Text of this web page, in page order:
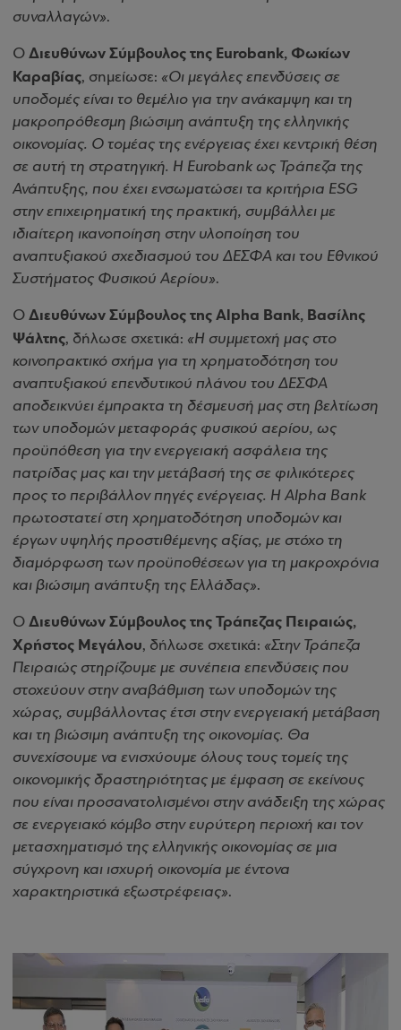
συναλλαγών».
Ο Διευθύνων Σύμβουλος της Eurobank, Φωκίων
Καραβίας, σημείωσε: «Οι μεγάλες επενδύσεις σε
υποδομές είναι το θεμέλιο για την ανάκαμψη και τη
μακροπρόθεσμη βιώσιμη ανάπτυξη της ελληνικής
οικονομίας. O τομέας της ενέργειας έχει κεντρική θέση
σε αυτή τη στρατηγική. Η Eurobank ως Τράπεζα της
Ανάπτυξης, που έχει ενσωματώσει τα κριτήρια ESG
στην επιχειρηματική της πρακτική, συμβάλλει με
ιδιαίτερη ικανοποίηση στην υλοποίηση του
αναπτυξιακού σχεδιασμού του ΔΕΣΦΑ και του Εθνικού
Συστήματος Φυσικού Αερίου».
Ο Διευθύνων Σύμβουλος της Alpha Bank, Βασίλης
Ψάλτης, δήλωσε σχετικά: «Η συμμετοχή μας στο
κοινοπρακτικό σχήμα για τη χρηματοδότηση του
αναπτυξιακού επενδυτικού πλάνου του ΔΕΣΦΑ
αποδεικνύει έμπρακτα τη δέσμευσή μας στη βελτίωση
των υποδομών μεταφοράς φυσικού αερίου, ως
προϋπόθεση για την ενεργειακή ασφάλεια της
πατρίδας μας και την μετάβασή της σε φιλικότερες
προς το περιβάλλον πηγές ενέργειας. Η Alpha Bank
πρωτοστατεί στη χρηματοδότηση υποδομών και
έργων υψηλής προστιθέμενης αξίας, με στόχο τη
διαμόρφωση των προϋποθέσεων για τη μακροχρόνια
και βιώσιμη ανάπτυξη της Ελλάδας».
Ο Διευθύνων Σύμβουλος της Τράπεζας Πειραιώς,
Χρήστος Μεγάλου, δήλωσε σχετικά: «Στην Τράπεζα
Πειραιώς στηρίζουμε με συνέπεια επενδύσεις που
στοχεύουν στην αναβάθμιση των υποδομών της
χώρας, συμβάλλοντας έτσι στην ενεργειακή μετάβαση
και τη βιώσιμη ανάπτυξη της οικονομίας. Θα
συνεχίσουμε να ενισχύουμε όλους τους τομείς της
οικονομικής δραστηριότητας με έμφαση σε εκείνους
που είναι προσανατολισμένοι στην ανάδειξη της χώρας
σε ενεργειακό κόμβο στην ευρύτερη περιοχή και τον
μετασχηματισμό της ελληνικής οικονομίας σε μια
σύγχρονη και ισχυρή οικονομία με έντονα
χαρακτηριστικά εξωστρέφειας».